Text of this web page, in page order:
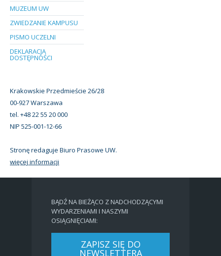
MUZEUM UW
ZWIEDZANIE KAMPUSU
PISMO UCZELNI
DEKLARACJA
DOSTĘPNOŚCI
Krakowskie Przedmieście 26/28
00-927 Warszawa
tel. +48 22 55 20 000
NIP 525-001-12-66
Stronę redaguje Biuro Prasowe UW.
więcej informacji
BĄDŹ NA BIEŻĄCO Z NADCHODZĄCYMI
WYDARZENIAMI I NASZYMI
OSIĄGNIĘCIAMI:
ZAPISZ SIĘ DO
NEWSLETTERA